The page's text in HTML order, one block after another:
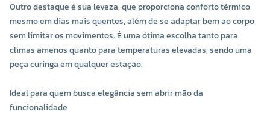
Outro destaque é sua leveza, que proporciona conforto térmico
mesmo em dias mais quentes, além de se adaptar bem ao corpo
sem limitar os movimentos. É uma ótima escolha tanto para
climas amenos quanto para temperaturas elevadas, sendo uma
peça curinga em qualquer estação.
Ideal para quem busca elegância sem abrir mão da
funcionalidade